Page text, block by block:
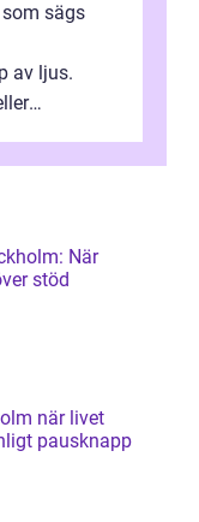
sägs
av ljus.
När
stöd
livet
pausknapp